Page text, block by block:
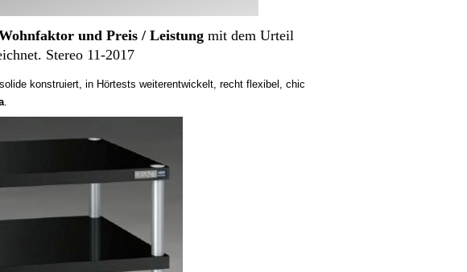
und Preis / Leistungmit dem Urteil
Stereo 11-2017
konstruiert, in Hörtests weiterentwickelt, recht flexibel, chic
.